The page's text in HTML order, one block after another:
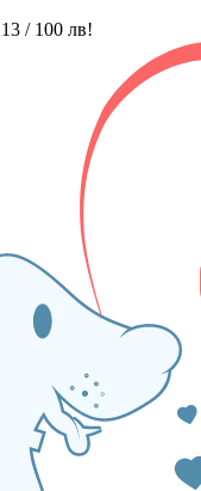
/ 100 лв!